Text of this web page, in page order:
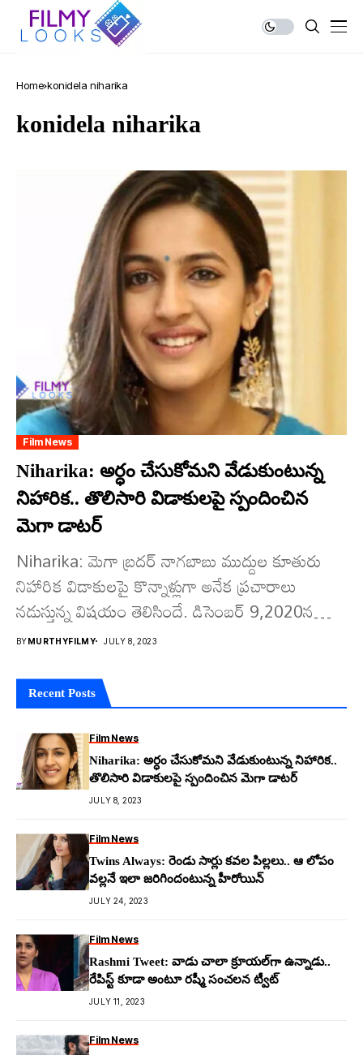
Home konidela niharika
konidela niharika
Film News
Niharika: అర్ధం చేసుకోమ‌ని వేడుకుంటున్న
నిహారిక‌.. తొలిసారి విడాకుల‌పై స్పందించిన
మెగా డాట‌ర్
Niharika: మెగా బ్ర‌దర్ నాగబాబు ముద్దుల కూతురు
నిహారిక విడాకుల‌పై కొన్నాళ్లుగా అనేక ప్ర‌చారాలు
న‌డుస్తున్న విష‌యం తెలిసిందే. డిసెంబ‌ర్ 9,2020న
రాజ‌స్తాన్‌లోని ఉద‌య్ పూర్ ప్యాలెస్‌లో వీరిద్ద‌రు వివాహం
BY MURTHYFILMY JULY 8, 2023
Recent Posts
Film News
Niharika: అర్ధం చేసుకోమ‌ని వేడుకుంటున్న నిహారిక‌..
తొలిసారి విడాకుల‌పై స్పందించిన మెగా డాట‌ర్
JULY 8, 2023
Film News
Twins Always: రెండు సార్లు క‌వల పిల్ల‌లు.. ఆ లోపం
వ‌ల్ల‌నే ఇలా జ‌రిగిందంటున్న హీరోయిన్
JULY 24, 2023
Film News
Rashmi Tweet: వాడు చాలా క్రూయ‌ల్‌గా ఉన్నాడు..
రేపిస్ట్ కూడా అంటూ ర‌ష్మీ సంచ‌ల‌న ట్వీట్
JULY 11, 2023
Film News